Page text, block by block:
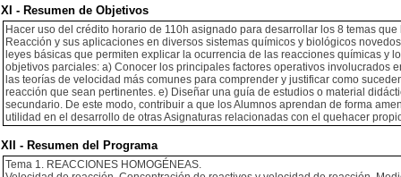
XI - Resumen de Objetivos
Hacer uso del crédito horario de 110h asignado para desarrollar los 8 temas
Reacción y sus aplicaciones en diversos sistemas químicos y biológicos
leyes básicas que permiten explicar la ocurrencia de las reacciones químicas y
objetivos parciales: a) Conocer los principales factores operativos involucrados
las teorías de velocidad más comunes para comprender y justificar como
reacción que sean pertinentes. e) Diseñar una guía de estudios o material
secundario. De este modo, contribuir a que los Alumnos aprendan de forma
utilidad en el desarrollo de otras Asignaturas relacionadas con el quehacer
XII - Resumen del Programa
Tema 1. REACCIONES HOMOGÉNEAS.